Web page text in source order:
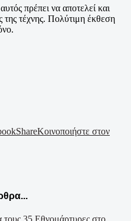
πρέπει να αποτελεί και
της τέχνης. Πολύτιμη έκθεση
ShareΚοινοποιήστε στον